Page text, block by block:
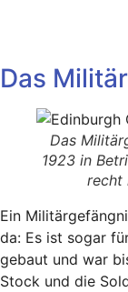
Das
Das
1923 in
recht
Ein
da: Es ist sogar
gebaut und war
Stock und die